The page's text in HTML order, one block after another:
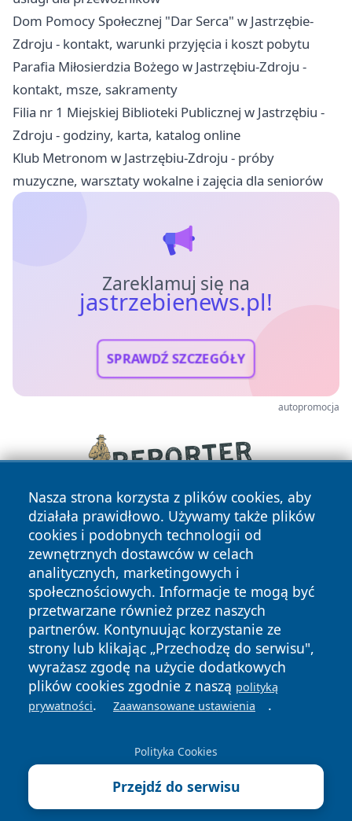
Dom Pomocy Społecznej "Dar Serca" w Jastrzębie-
Zdroju - kontakt, warunki przyjęcia i koszt pobytu
Parafia Miłosierdzia Bożego w Jastrzębiu-Zdroju -
kontakt, msze, sakramenty
Filia nr 1 Miejskiej Biblioteki Publicznej w Jastrzębiu -
Zdroju - godziny, karta, katalog online
Klub Metronom w Jastrzębiu-Zdroju - próby
muzyczne, warsztaty wokalne i zajęcia dla seniorów
Zareklamuj się na
jastrzebienews.pl!
SPRAWDŹ SZCZEGÓŁY
autopromocja
Nasza strona korzysta z plików cookies, aby
działała prawidłowo. Używamy także plików
cookies i podobnych technologii od
zewnętrznych dostawców w celach
analitycznych, marketingowych i
społecznościowych. Informacje te mogą być
przetwarzane również przez naszych
partnerów. Kontynuując korzystanie ze
strony lub klikając „Przechodzę do serwisu",
wyrażasz zgodę na użycie dodatkowych
plików cookies zgodnie z naszą polityką
prywatności. Zaawansowane ustawienia .
Polityka Cookies
Przejdź do serwisu
Copyright © 2026 jastrzebienews.pl Wszystkie prawa
zastrzeżone.
News Autorzy
Polityka
Prywatności
Polityka
Cookies